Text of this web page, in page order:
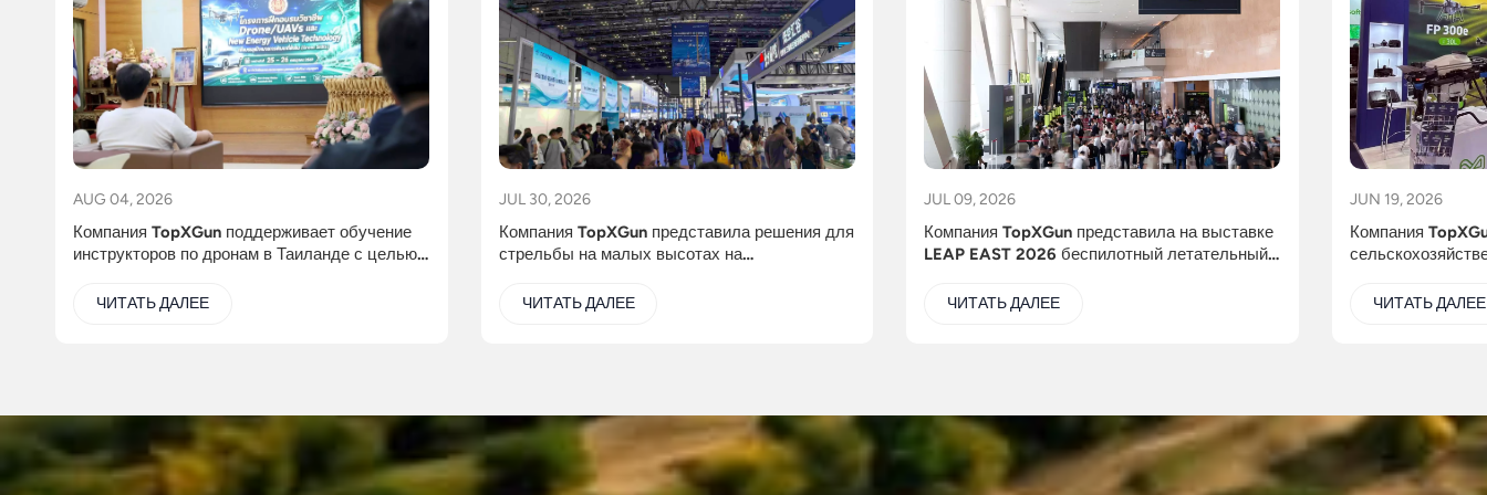
AUG 04, 2026
Компания TopXGun поддерживает обучение
инструкторов по дронам в Таиланде с целью
образования.
ЧИТАТЬ ДАЛЕЕ
JUL 30, 2026
Компания TopXGun представила решения для
стрельбы на малых высотах на
стрельбы на малых высотах 2026 года.
ЧИТАТЬ ДАЛЕЕ
JUL 09, 2026
Компания TopXGun представила на выставке
LEAP EAST 2026 беспилотный летательный
демонстрируя более совершенные решения
ЧИТАТЬ ДАЛЕЕ
JUN 19, 2026
Компания
DroneShow
ЧИТАТЬ ДАЛЕЕ